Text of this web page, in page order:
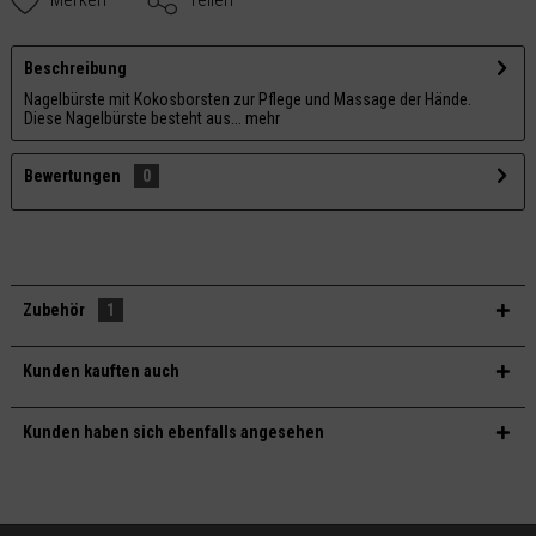
Beschreibung
Nagelbürste mit Kokosborsten zur Pflege und Massage der Hände.
Diese Nagelbürste besteht aus...
mehr
Bewertungen 0
Zubehör 1
Kunden kauften auch
Kunden haben sich ebenfalls angesehen